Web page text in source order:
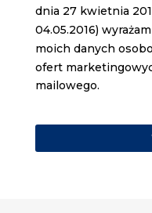
dnia 27 kwietnia
04.05.2016)
moich danych
ofert
mailowego.